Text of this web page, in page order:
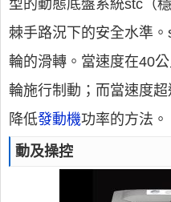
型的動態底盤系統stc（
棘手路況下的安全水準
輪的滑轉。當速度在40
輪施行制動；而當速度
降低發動機功率的方法。
動及操控